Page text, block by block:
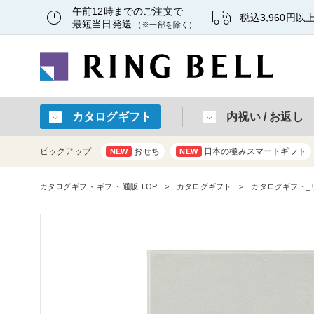
午前12時までのご注文で
最短当日発送
（※一部を除く）
税込3,960円以
カタログギフト 内祝い / お返し
ピックアップ NEW おせち NEW 日本の極みスマートギフト
カタログギフト ギフト 通販 TOP カタログギフト カタログギフト_